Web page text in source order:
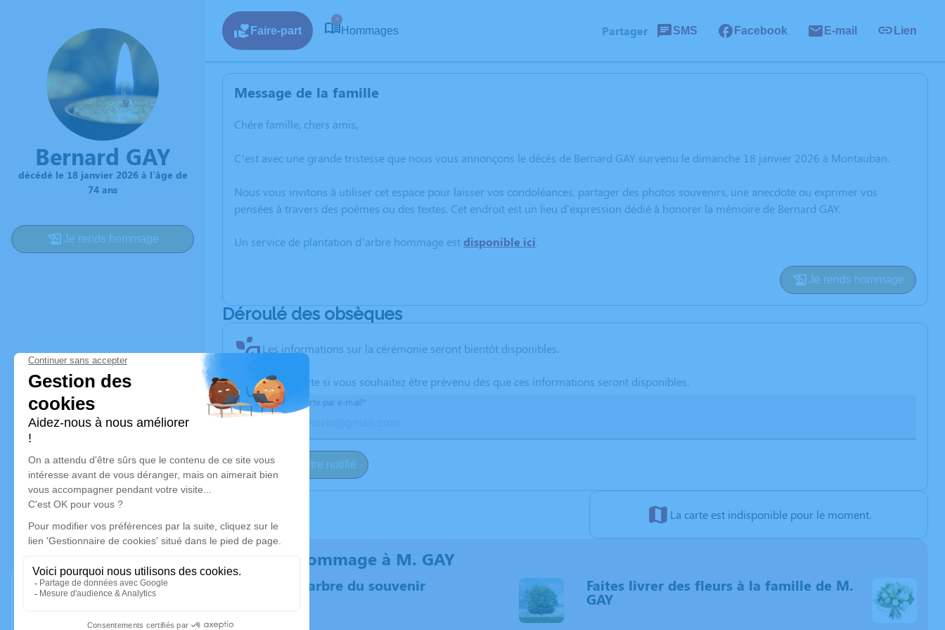
Bernard GAY
décédé le 18 janvier 2026 à l'âge de
74 ans
Je rends hommage
Faire-part
4
Hommages Partager SMS Facebook E-mail Lien
Message de la famille
Chère famille, chers amis,
C’est avec une grande tristesse que nous vous annonçons le décès de Bernard GAY survenu le dimanche 18 janvier 2026 à Montauban.
Nous vous invitons à utiliser cet espace pour laisser vos condoléances, partager des photos souvenirs, une anecdote ou exprimer vos
pensées à travers des poèmes ou des textes. Cet endroit est un lieu d'expression dédié à honorer la mémoire de Bernard GAY.
Un service de plantation d’arbre hommage estdisponible ici.
Je rends hommage
Déroulé des obsèques
Les informations sur la cérémonie seront bientôt disponibles.
Activez une alerte si vous souhaitez être prévenu dès que ces informations seront disponibles.
Recevoir une alerte par e-mail*
Je veux être notifié
La carte est indisponible pour le moment.
Rendez hommage à M. GAY
Plantez un arbre du souvenir Faites livrer des fleurs à la famille de M.
GAY